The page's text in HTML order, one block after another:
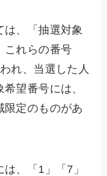
は、「抽選対象
これらの番号
れ、当選した人
望番号には、
限定のものがあ
、「1」「7」